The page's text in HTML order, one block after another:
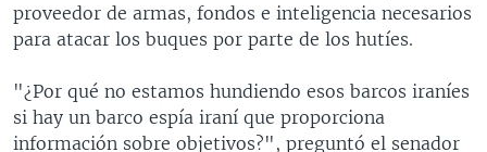
proveedor de armas, fondos e inteligencia necesarios
para atacar los buques por parte de los hutíes.
"¿Por qué no estamos hundiendo esos barcos iraníes
si hay un barco espía iraní que proporciona
información sobre objetivos?", preguntó el senador